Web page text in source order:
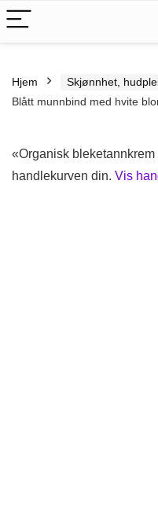
Hjem Skjønnhet,
Blått munnbind med hvite
«Organisk bleketannkrem
handlekurven din. Vis